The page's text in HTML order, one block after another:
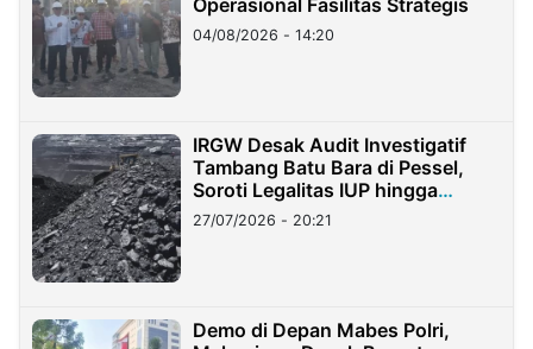
Operasional Fasilitas Strategis
04/08/2026 - 14:20
IRGW Desak Audit Investigatif
Tambang Batu Bara di Pessel,
Soroti Legalitas IUP hingga
Stockpile
27/07/2026 - 20:21
Demo di Depan Mabes Polri,